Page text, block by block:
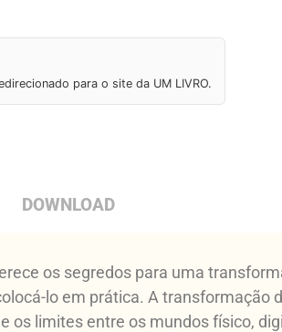
para o site da UM LIVRO.
DOWNLOAD
os segredos para uma
lo em prática. A transformação
os limites entre os mundos físico,